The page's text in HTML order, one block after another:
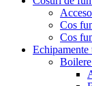
Cos
Cos
Echipamente